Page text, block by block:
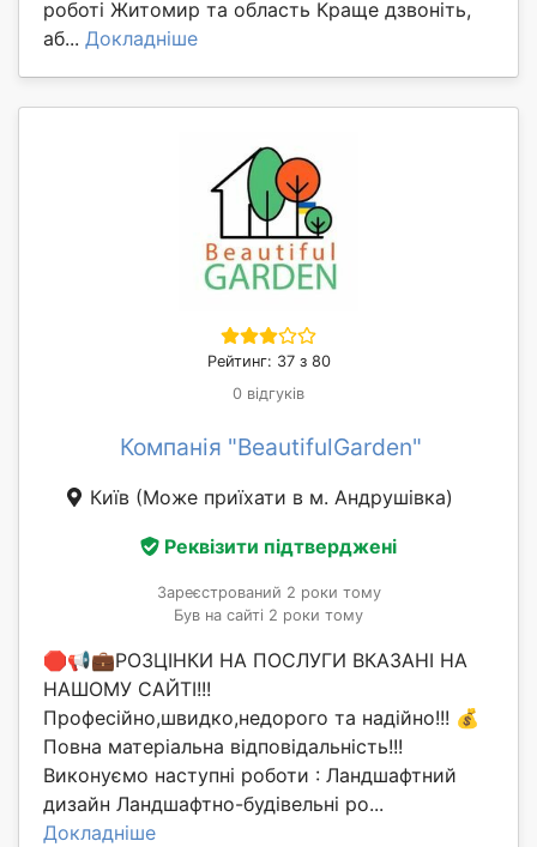
роботі Житомир та область Краще дзвоніть,
аб... Докладніше
Рейтинг: 37 з 80
0 відгуків
Компанія "BeautifulGarden"
Київ (Може приїхати в м. Андрушівка)
Реквізити підтверджені
Зареєстрований 2 роки тому
Був на сайті 2 роки тому
🛑📢💼РОЗЦІНКИ НА ПОСЛУГИ ВКАЗАНІ НА
НАШОМУ САЙТІ!!!
Професійно,швидко,недорого та надійно!!! 💰
Повна матеріальна відповідальність!!!
Виконуємо наступні роботи : Ландшафтний
дизайн Ландшафтно-будівельні ро...
Докладніше